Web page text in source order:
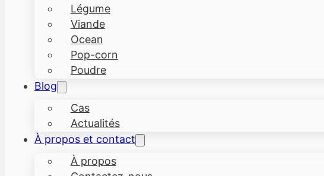
Légume
Viande
Ocean
Pop-corn
Poudre
Blog
Cas
Actualités
À propos et contact
À propos